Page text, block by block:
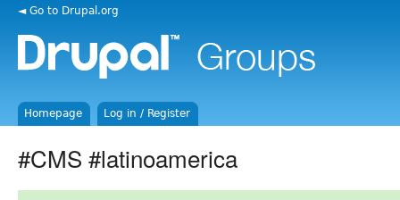
◄ Go to Drupal.org
Homepage Log in / Register
#CMS #latinoamerica